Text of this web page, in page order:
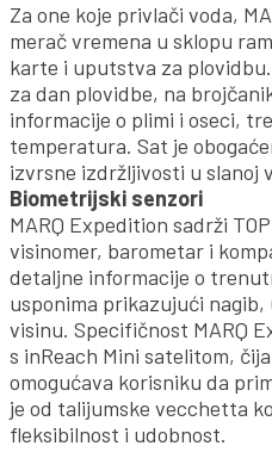
Za one koje privlači voda,
merač vremena u sklopu
karte i uputstva za
za dan plovidbe, na
informacije o plimi i oseci,
temperatura. Sat je
izvrsne izdržljivosti u slanoj
Biometrijski senzori
MARQ Expedition sadrži
visinomer, barometar i
detaljne informacije o
usponima prikazujući
visinu. Specifičnost MARQ
s inReach Mini satelitom,
omogućava korisniku da
je od talijumske vecchetta
fleksibilnost i udobnost.